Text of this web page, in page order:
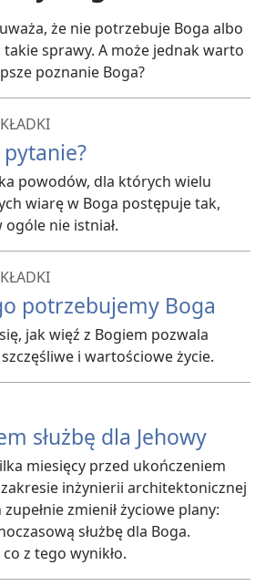
że nie potrzebuje Boga albo
takie sprawy. A może jednak warto
poznanie Boga?
powodów, dla których wielu
wiarę w Boga postępuje tak,
ogóle nie istniał.
potrzebujemy Boga
jak więź z Bogiem pozwala
i wartościowe życie.
służbę dla Jehowy
miesięcy przed ukończeniem
inżynierii architektonicznej
zmienił życiowe plany:
służbę dla Boga.
z tego wynikło.